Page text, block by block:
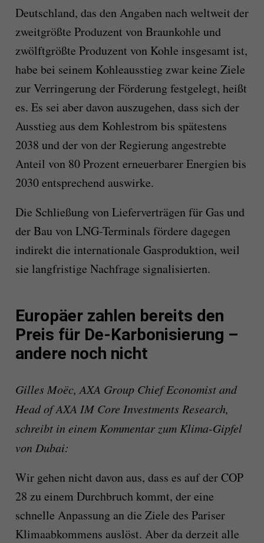
Deutschland, das den Angaben nach weltweit der
zweitgrößte Produzent von Braunkohle und
zwölftgrößte Produzent von Kohle insgesamt ist,
habe bei seinem Kohleausstieg zwar keine Ziele
zur Verringerung der Förderung festgelegt, heißt
es. Es sei aber davon auszugehen, dass sich der
Ausstieg aus dem Kohlestrom bis spätestens
2038 und der von der Regierung angestrebte
Anteil von 80 Prozent erneuerbarer Energien bis
2030 entsprechend auswirke.
Die Schließung von Lieferverträgen für Gas und
der Bau von LNG-Terminals fördere dagegen
indirekt die internationale Gasproduktion, weil
sie langfristige Nachfrage signalisierten.
Europäer zahlen bereits den
Preis für De-Karbonisierung –
andere noch nicht
Gilles Moëc, AXA Group Chief Economist and
Head of AXA IM Core Investments Research,
schreibt in einem Kommentar zum Klima-Gipfel
von Dubai:
Wir gehen nicht davon aus, dass es auf der COP
28 zu einem Durchbruch kommt, der eine
schnelle Anpassung an die Ziele des Pariser
Klimaabkommens auslöst. Aber da derzeit alle